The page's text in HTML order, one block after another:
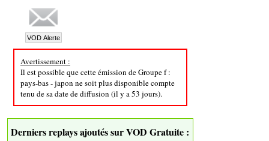
Avertissement :
Il est possible que cette émission de Groupe f :
pays-bas - japon ne soit plus disponible compte
tenu de sa date de diffusion (il y a 53 jours).
Derniers replays ajoutés sur VOD Gratuite :